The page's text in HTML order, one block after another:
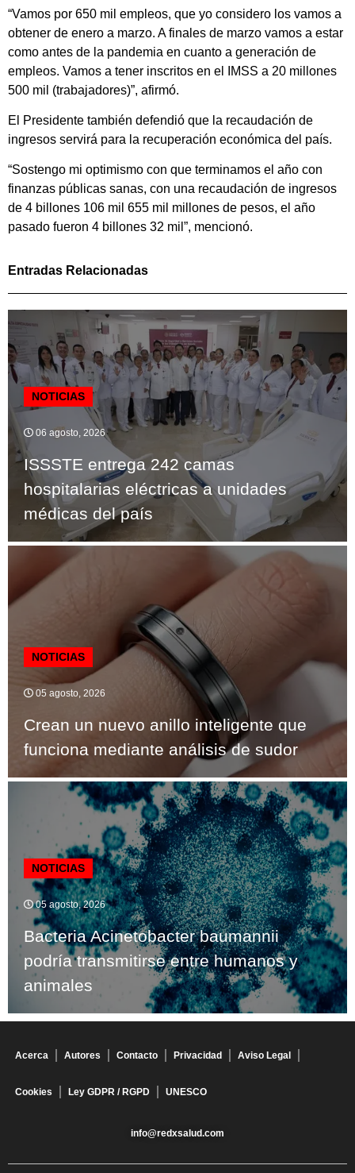
“Vamos por 650 mil empleos, que yo considero los vamos a
obtener de enero a marzo. A finales de marzo vamos a estar
como antes de la pandemia en cuanto a generación de
empleos. Vamos a tener inscritos en el IMSS a 20 millones
500 mil (trabajadores)”, afirmó.
El Presidente también defendió que la recaudación de
ingresos servirá para la recuperación económica del país.
“Sostengo mi optimismo con que terminamos el año con
finanzas públicas sanas, con una recaudación de ingresos
de 4 billones 106 mil 655 mil millones de pesos, el año
pasado fueron 4 billones 32 mil”, mencionó.
Entradas Relacionadas
NOTICIAS
06 agosto, 2026
ISSSTE entrega 242 camas
hospitalarias eléctricas a unidades
médicas del país
NOTICIAS
05 agosto, 2026
Crean un nuevo anillo inteligente que
funciona mediante análisis de sudor
NOTICIAS
05 agosto, 2026
Bacteria Acinetobacter baumannii
podría transmitirse entre humanos y
animales
Acerca Autores Contacto Privacidad Aviso Legal
Cookies Ley GDPR / RGPD UNESCO
info@redxsalud.com